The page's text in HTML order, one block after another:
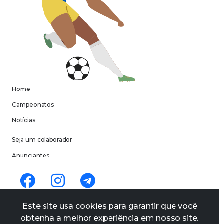
Home
Campeonatos
Notícias
Seja um colaborador
Anunciantes
Políticas de privacidade
Este site usa cookies para garantir que você
obtenha a melhor experiência em nosso site.